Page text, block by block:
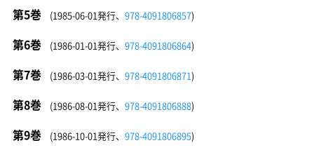
第5巻 (1985-06-01発行、 978-4091806857)
第6巻 (1986-01-01発行、 978-4091806864)
第7巻 (1986-03-01発行、 978-4091806871)
第8巻 (1986-08-01発行、 978-4091806888)
第9巻 (1986-10-01発行、 978-4091806895)